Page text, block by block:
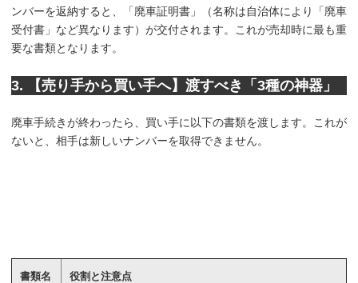
ンバーを返納すると、「廃車証明書」（名称は自治体により「廃車
受付書」など異なります）が交付されます。これが売却時に最も重
要な書類となります。
3. 【売り手から買い手へ】渡すべき「3種の神器」
廃車手続きが終わったら、買い手に以下の書類を渡します。これが
ないと、相手は新しいナンバーを取得できません。
書類名 役割と注意点